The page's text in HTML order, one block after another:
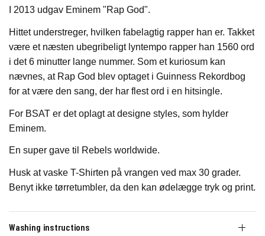
I 2013 udgav Eminem "Rap God".
Hittet understreger, hvilken fabelagtig rapper han er. Takket
være et næsten ubegribeligt lyntempo rapper han 1560 ord
i det 6 minutter lange nummer. Som et kuriosum kan
nævnes, at Rap God blev optaget i Guinness Rekordbog
for at være den sang, der har flest ord i en hitsingle.
For BSAT er det oplagt at designe styles, som hylder
Eminem.
En super gave til Rebels worldwide.
Husk at vaske T-Shirten på vrangen ved max 30 grader.
Benyt ikke tørretumbler, da den kan ødelægge tryk og print.
Washing instructions